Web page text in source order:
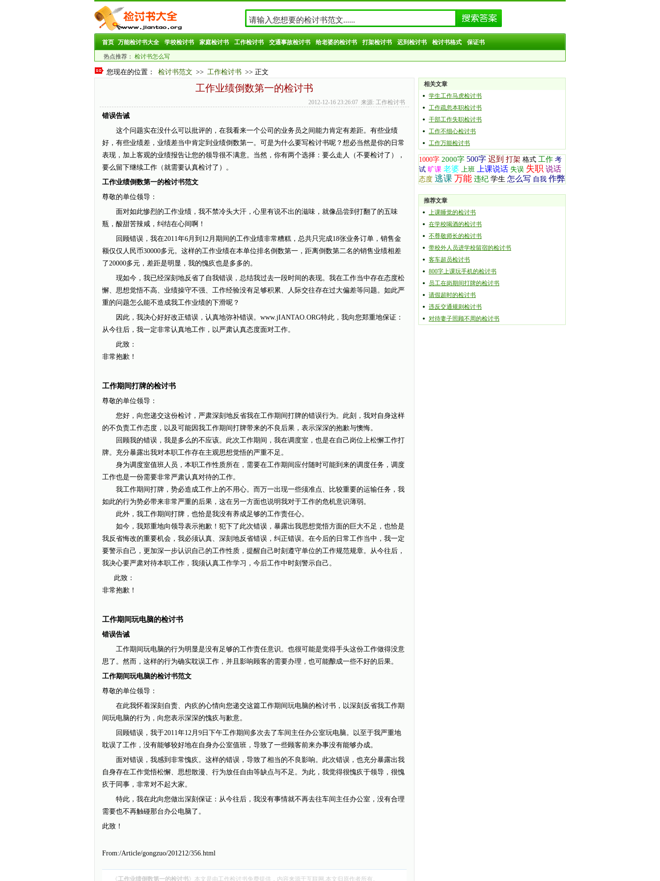
首页 万能检讨书大全 学校检讨书 家庭检讨书 工作检讨书 交通事故检讨书 给老婆的检讨书 打架检讨书 迟到检讨书 检讨书格式 保证书
热点推荐： 检讨书怎么写
您现在的位置： 检讨书范文 >> 工作检讨书 >> 正文
工作业绩倒数第一的检讨书
2012-12-16 23:26:07 来源: 工作检讨书
错误告诫
这个问题实在没什么可以批评的，在我看来一个公司的业务员之间能力肯定有差距。有些业绩
好，有些业绩差，业绩差当中肯定到业绩倒数第一。可是为什么要写检讨书呢？想必当然是你的日常
表现，加上客观的业绩报告让您的领导很不满意。当然，你有两个选择：要么走人（不要检讨了），
要么留下继续工作（就需要认真检讨了）。
工作业绩倒数第一的检讨书范文
尊敬的单位领导：
面对如此惨烈的工作业绩，我不禁冷头大汗，心里有说不出的滋味，就像品尝到打翻了的五味
瓶，酸甜苦辣咸，纠结在心间啊！
回顾错误，我在2011年6月到12月期间的工作业绩非常糟糕，总共只完成18张业务订单，销售金
额仅仅人民币30000多元。这样的工作业绩在本单位排名倒数第一，距离倒数第二名的销售业绩相差
了20000多元，差距是明显，我的愧疚也是多多的。
现如今，我已经深刻地反省了自我错误，总结我过去一段时间的表现。我在工作当中存在态度松
懈、思想觉悟不高、业绩操守不强、工作经验没有足够积累、人际交往存在过大偏差等问题。如此严
重的问题怎么能不造成我工作业绩的下滑呢？
因此，我决心好好改正错误，认真地弥补错误。www.jIANTAO.ORG特此，我向您郑重地保证：
从今往后，我一定非常认真地工作，以严肃认真态度面对工作。
此致：
非常抱歉！
工作期间打牌的检讨书
尊敬的单位领导：
您好，向您递交这份检讨，严肃深刻地反省我在工作期间打牌的错误行为。此刻，我对自身这样
的不负责工作态度，以及可能因我工作期间打牌带来的不良后果，表示深深的抱歉与懊悔。
回顾我的错误，我是多么的不应该。此次工作期间，我在调度室，也是在自己岗位上松懈工作打
牌。充分暴露出我对本职工作存在主观思想觉悟的严重不足。
身为调度室值班人员，本职工作性质所在，需要在工作期间应付随时可能到来的调度任务，调度
工作也是一份需要非常严肃认真对待的工作。
我工作期间打牌，势必造成工作上的不用心。而万一出现一些须准点、比较重要的运输任务，我
如此的行为势必带来非常严重的后果，这在另一方面也说明我对于工作的危机意识薄弱。
此外，我工作期间打牌，也恰是我没有养成足够的工作责任心。
如今，我郑重地向领导表示抱歉！犯下了此次错误，暴露出我思想觉悟方面的巨大不足，也恰是
我反省悔改的重要机会，我必须认真、深刻地反省错误，纠正错误。在今后的日常工作当中，我一定
要警示自己，更加深一步认识自己的工作性质，提醒自己时刻遵守单位的工作规范规章。从今往后，
我决心要严肃对待本职工作，我须认真工作学习，今后工作中时刻警示自己。
此致：
非常抱歉！
工作期间玩电脑的检讨书
错误告诫
工作期间玩电脑的行为明显是没有足够的工作责任意识。也很可能是觉得手头这份工作做得没意
思了。然而，这样的行为确实耽误工作，并且影响顾客的需要办理，也可能酿成一些不好的后果。
工作期间玩电脑的检讨书范文
尊敬的单位领导：
在此我怀着深刻自责、内疚的心情向您递交这篇工作期间玩电脑的检讨书，以深刻反省我工作期
间玩电脑的行为，向您表示深深的愧疚与歉意。
回顾错误，我于2011年12月9日下午工作期间多次去了车间主任办公室玩电脑。以至于我严重地
耽误了工作，没有能够较好地在自身办公室值班，导致了一些顾客前来办事没有能够办成。
面对错误，我感到非常愧疚。这样的错误，导致了相当的不良影响。此次错误，也充分暴露出我
自身存在工作觉悟松懈、思想散漫、行为放任自由等缺点与不足。为此，我觉得很愧疚于领导，很愧
疚于同事，非常对不起大家。
特此，我在此向您做出深刻保证：从今往后，我没有事情就不再去往车间主任办公室，没有合理
需要也不再触碰那台办公电脑了。
此致！
From:/Article/gongzuo/201212/356.html
《工作业绩倒数第一的检讨书》本文是由工作检讨书免费提供，内容来源于互联网,本文归原作者所有。
相关文章
学生工作马虎检讨书
工作疏忽本职检讨书
干部工作失职检讨书
工作不细心检讨书
工作万能检讨书
1000字 2000字 500字 迟到 打架 格式 工作 考
试 旷课 老婆 上班 上课说话 失误 失职 说话
态度 逃课 万能 违纪 学生 怎么写 自我 作弊
推荐文章
上课睡觉的检讨书
在学校喝酒的检讨书
不尊敬师长的检讨书
带校外人员进学校留宿的检讨书
客车超员检讨书
800字上课玩手机的检讨书
员工在岗期间打牌的检讨书
请假超时的检讨书
违反交通规则检讨书
对待妻子照顾不周的检讨书